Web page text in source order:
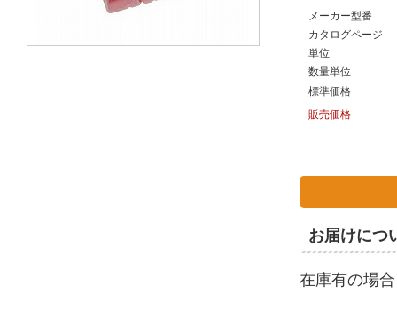
メーカー型番
カタログページ
単位
数量単位
標準価格
販売価格
お届けにつ
在庫有の場